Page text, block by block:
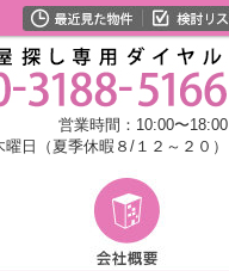
営業時間：10:00〜18:00
日（夏季休暇８/１２～２０）